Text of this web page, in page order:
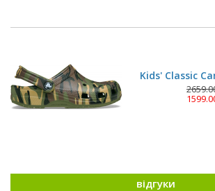
Kids' Classic
відгуки